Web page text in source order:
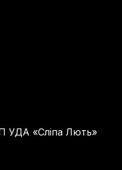
УДА «Сліпа Лють»